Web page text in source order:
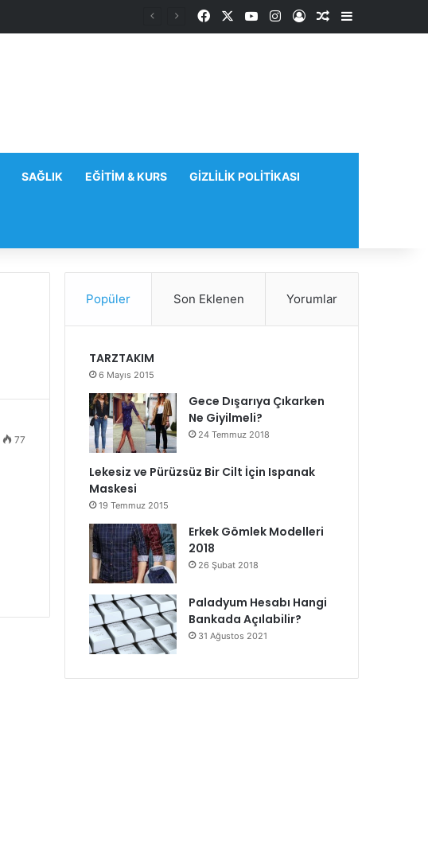
FacebookYouTubeInstagram
Kayıt OlRastgele Makale
Kenar
SAĞLIK EĞITIM & KURS GIZLILIK POLITIKASI
77
Popüler Son Eklenen Yorumlar
TARZTAKIM
6 Mayıs 2015
Gece Dışarıya Çıkarken
Ne Giyilmeli?
24 Temmuz 2018
Lekesiz ve Pürüzsüz Bir Cilt İçin Ispanak
Maskesi
19 Temmuz 2015
Erkek Gömlek Modelleri
2018
26 Şubat 2018
Paladyum Hesabı Hangi
Bankada Açılabilir?
31 Ağustos 2021